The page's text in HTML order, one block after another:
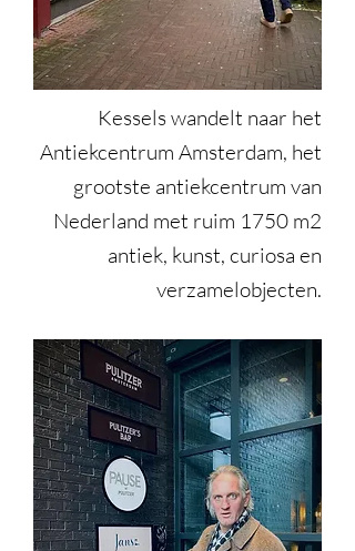
Kessels wandelt naar het
Antiekcentrum Amsterdam, het
grootste antiekcentrum van
Nederland met ruim 1750 m2
antiek, kunst, curiosa en
verzamelobjecten.